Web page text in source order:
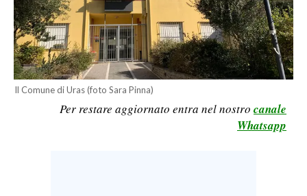
LAVORO
BANDI
SPORT IN SARDEGNA
Il Comune di Uras (foto Sara Pinna)
Per restare aggiornato entra nel nostro canale
Whatsapp